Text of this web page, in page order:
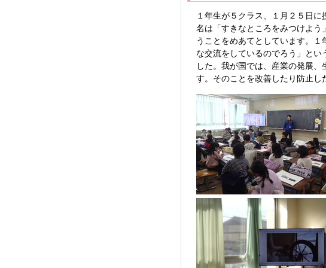
１年生が５クラス、１月２５日
名は「すきなところをみつけよ
うことをめあてとしています。
な交流をしているのでろう」と
した。我が国では、産業の発展
す。そのことを改善したり防止し